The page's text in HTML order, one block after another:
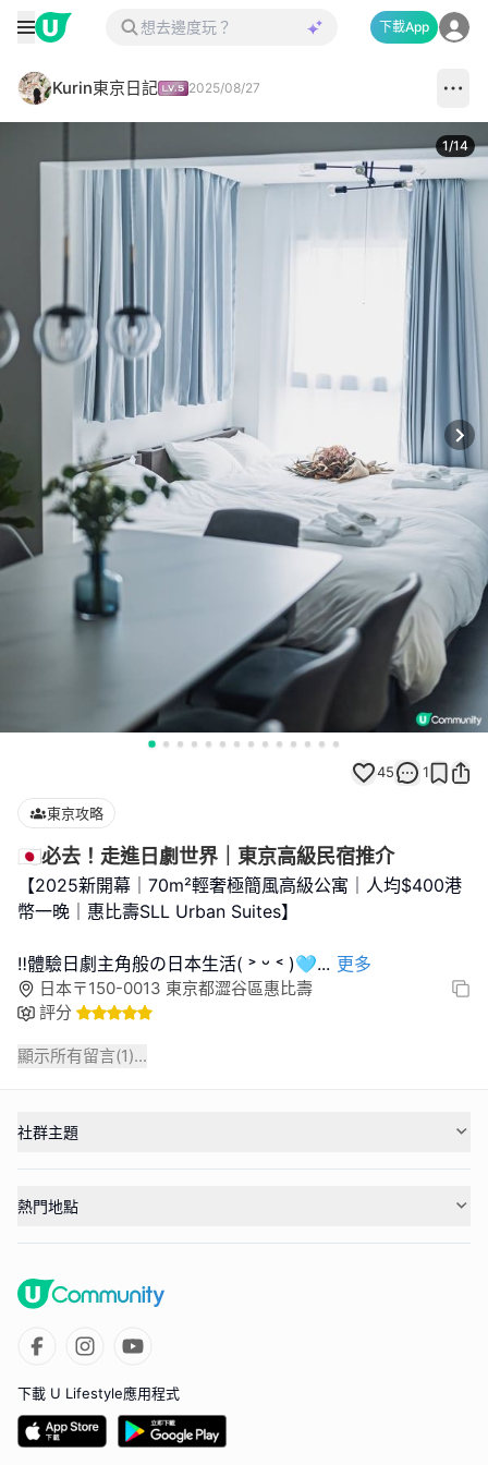
下載App
Kurin東京日記 2025/08/27
1/14
45 1
東京攻略
🇯🇵必去！走進日劇世界｜東京高級民宿推介
【2025新開幕｜70m²輕奢極簡風高級公寓｜人均$400港
幣一晚｜惠比壽SLL Urban Suites】
‼️體驗日劇主角般の日本生活( ˃ ᵕ ˂ )🩵... 更多
日本〒150-0013 東京都澀谷區惠比壽
評分
顯示所有留言(1)...
社群主題
熱門地點
下載 U Lifestyle應用程式